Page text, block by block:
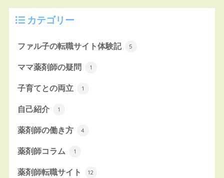
カテゴリー
ファル子の転職サイト体験記 5
ママ薬剤師の疑問 1
子育てとの両立 1
自己紹介 1
薬剤師の働き方 4
薬剤師コラム 1
薬剤師転職サイト 12